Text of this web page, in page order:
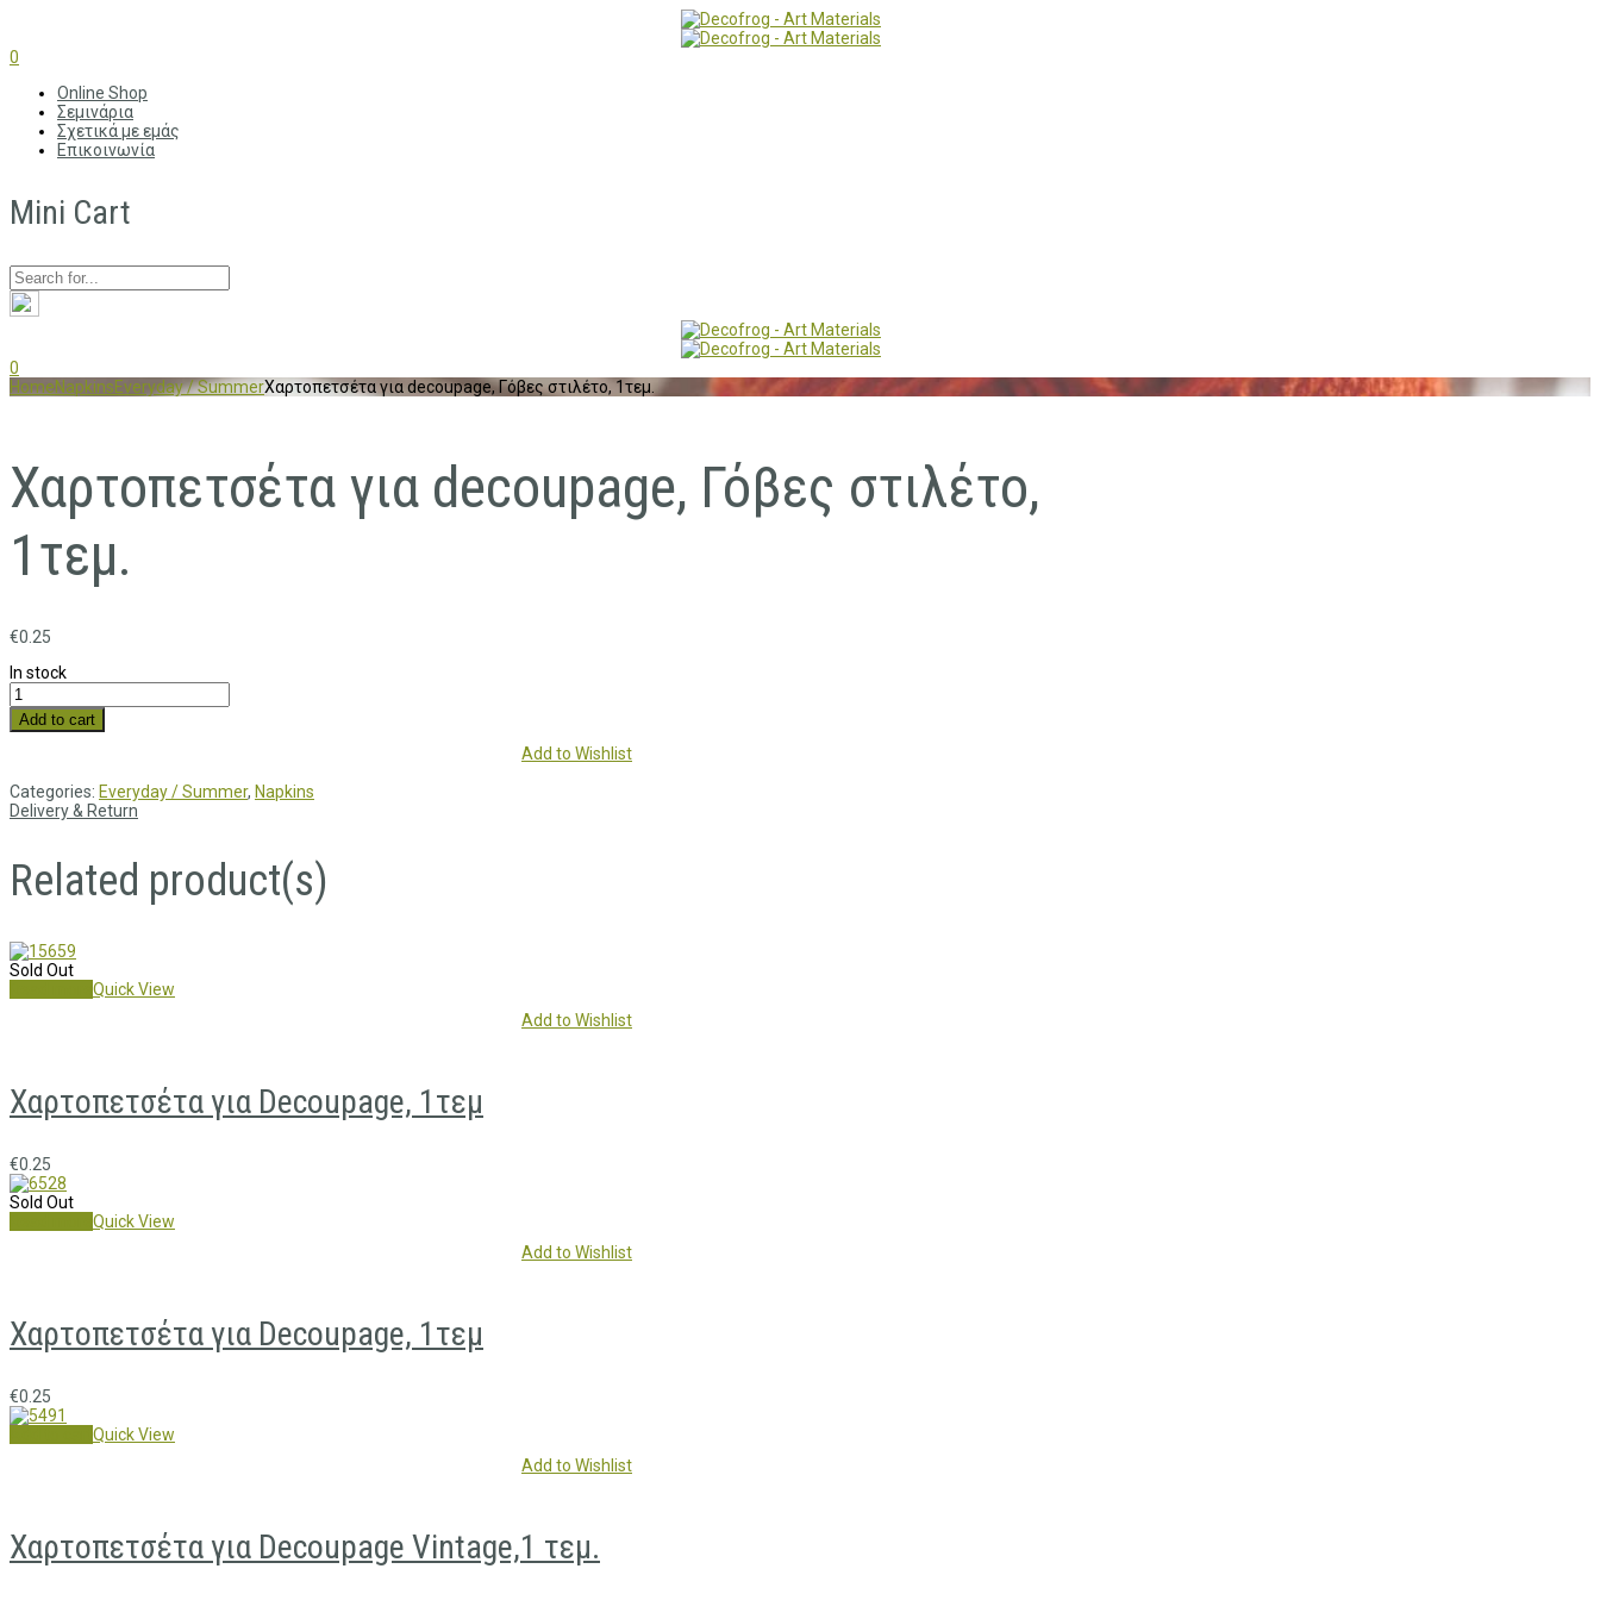
0
Online Shop
Σεμινάρια
Σχετικά με εμάς
Επικοινωνία
Mini Cart
0
HomeNapkinsEveryday / SummerΧαρτοπετσέτα για decoupage, Γόβες στιλέτο, 1τεμ.
Χαρτοπετσέτα για decoupage, Γόβες στιλέτο,
1τεμ.
€0.25
In stock
Add to cart
Add to Wishlist
Categories: Everyday / Summer, Napkins
Delivery & Return
Related product(s)
Sold Out
Quick View
Add to Wishlist
Χαρτοπετσέτα για Decoupage, 1τεμ
€0.25
Sold Out
Quick View
Add to Wishlist
Χαρτοπετσέτα για Decoupage, 1τεμ
€0.25
Quick View
Add to Wishlist
Χαρτοπετσέτα για Decoupage Vintage,1 τεμ.